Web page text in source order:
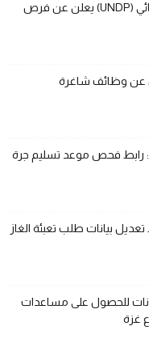
برنامج الأمم المتحدة الإنمائي (UNDP) يعلن عن فرص
رابط فحص موعد تسليم جرة
تعديل بيانات طلب تعبئة الغاز
للحصول على مساعدات